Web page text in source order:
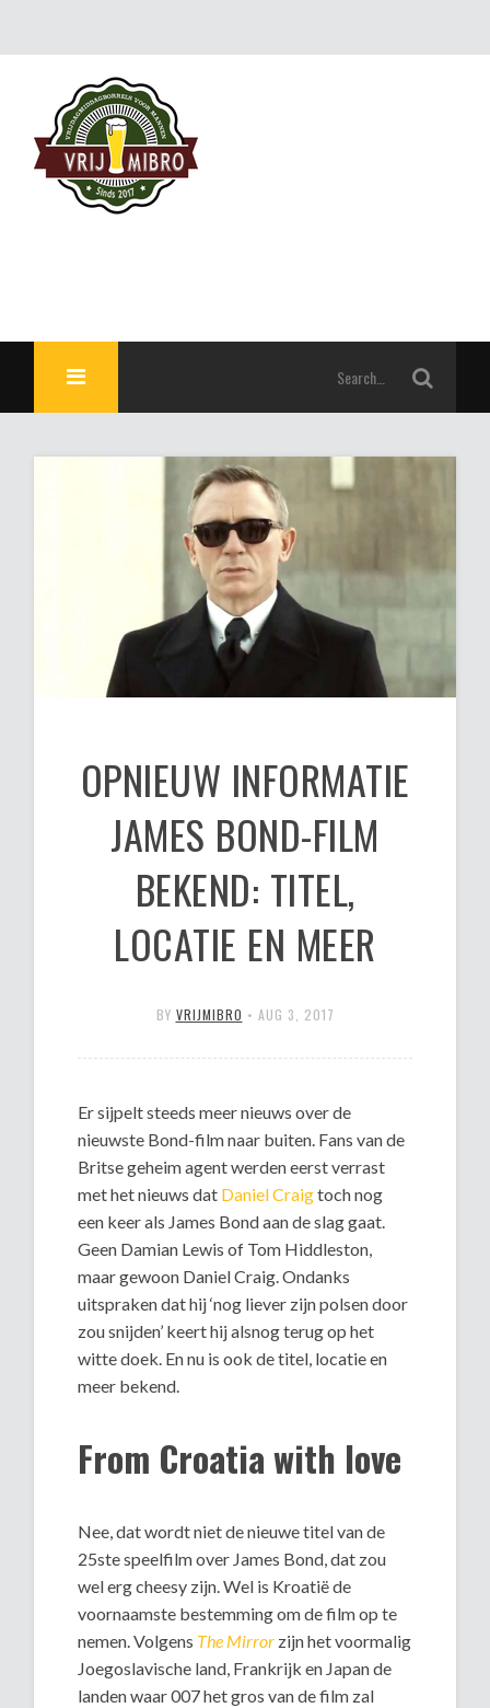
OPNIEUW INFORMATIE
JAMES BOND-FILM
BEKEND: TITEL,
LOCATIE EN MEER
BY VRIJMIBRO • AUG 3, 2017
Er sijpelt steeds meer nieuws over de
nieuwste Bond-film naar buiten. Fans van de
Britse geheim agent werden eerst verrast
met het nieuws dat Daniel Craigtoch nog
een keer als James Bond aan de slag gaat.
Geen Damian Lewis of Tom Hiddleston,
maar gewoon Daniel Craig. Ondanks
uitspraken dat hij ‘nog liever zijn polsen door
zou snijden’ keert hij alsnog terug op het
witte doek. En nu is ook de titel, locatie en
meer bekend.
From Croatia with love
Nee, dat wordt niet de nieuwe titel van de
25ste speelfilm over James Bond, dat zou
wel erg cheesy zijn. Wel is Kroatië de
voornaamste bestemming om de film op te
nemen. Volgens The Mirror zijn het voormalig
Joegoslavische land, Frankrijk en Japan de
landen waar 007 het gros van de film zal